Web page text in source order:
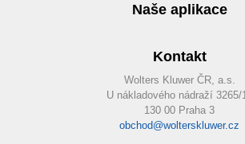
Naše aplikace
Kontakt
Wolters Kluwer ČR, a.s.
U nákladového nádraží 3265/
130 00 Praha 3
obchod@wolterskluwer.cz